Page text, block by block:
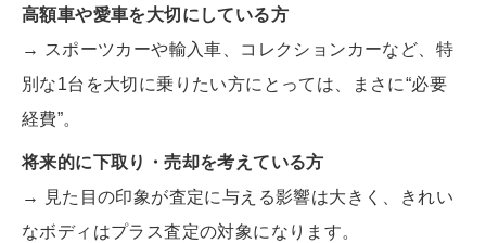
高額車や愛車を大切にしている方
→ スポーツカーや輸入車、コレクションカーなど、特
別な1台を大切に乗りたい方にとっては、まさに“必要
経費”。
将来的に下取り・売却を考えている方
→ 見た目の印象が査定に与える影響は大きく、きれい
なボディはプラス査定の対象になります。